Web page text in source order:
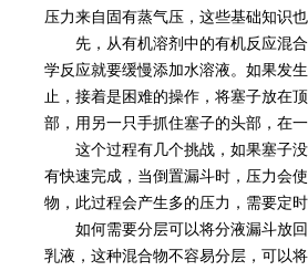
压力来自固有蒸气压，这些基础知识
先，从有机溶剂中的有机反应混合
学反应就要缓慢添加水溶液。如果发
止，接着是困难的操作，将塞子放在
部，用另一只手抓住塞子的头部，在
这个过程有几个挑战，如果塞子没
有快速完成，当倒置漏斗时，压力会
物，此过程会产生多的压力，需要定时
如何需要分层可以将分液漏斗放回
乳液，这种混合物不容易分层，可以